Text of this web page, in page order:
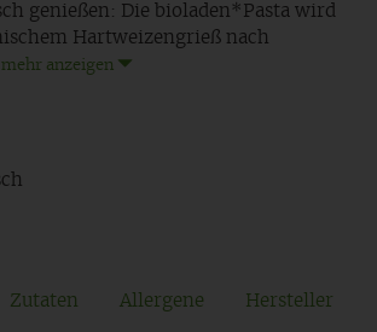
genießen: Die bioladen*Pasta wird
Hartweizengrieß nach
mehr anzeigen
Zutaten Allergene Hersteller